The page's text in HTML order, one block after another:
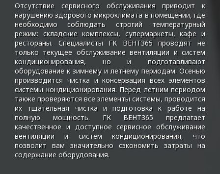
Отсутствие сервисного обслуживания приводит к
нарушению здорового микроклимата в помещении, где
необходимо соблюдать строгий температурный
режим: складские комплексы, супермаркеты, кафе и
рестораны. Специалисты ГК ВЕНТ365 проводят не
только текущее обслуживание вентиляции и систем
кондиционирования, но и подготавливают
оборудование к зимнему и летнему периодам. Осенью
производится чистка и консервация всех элементов
системы кондиционирования. Перед летним периодом
также проверяются все элементы системы, проводится
их тщательная чистка и подготовка к работе на
полную мощность. ГК ВЕНТ365 предлагает
качественное и доступное сервисное обслуживание
вентиляции и систем кондиционирования, что
позволит вам значительно сэкономить затраты на
содержание оборудования.